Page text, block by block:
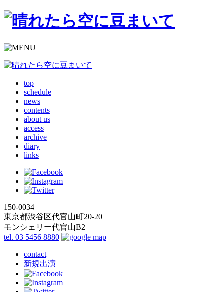
top
schedule
news
contents
about us
access
archive
diary
links
150-0034
東京都渋谷区代官山町20-20
モンシェリー代官山B2
tel. 03 5456 8880
contact
新規出演